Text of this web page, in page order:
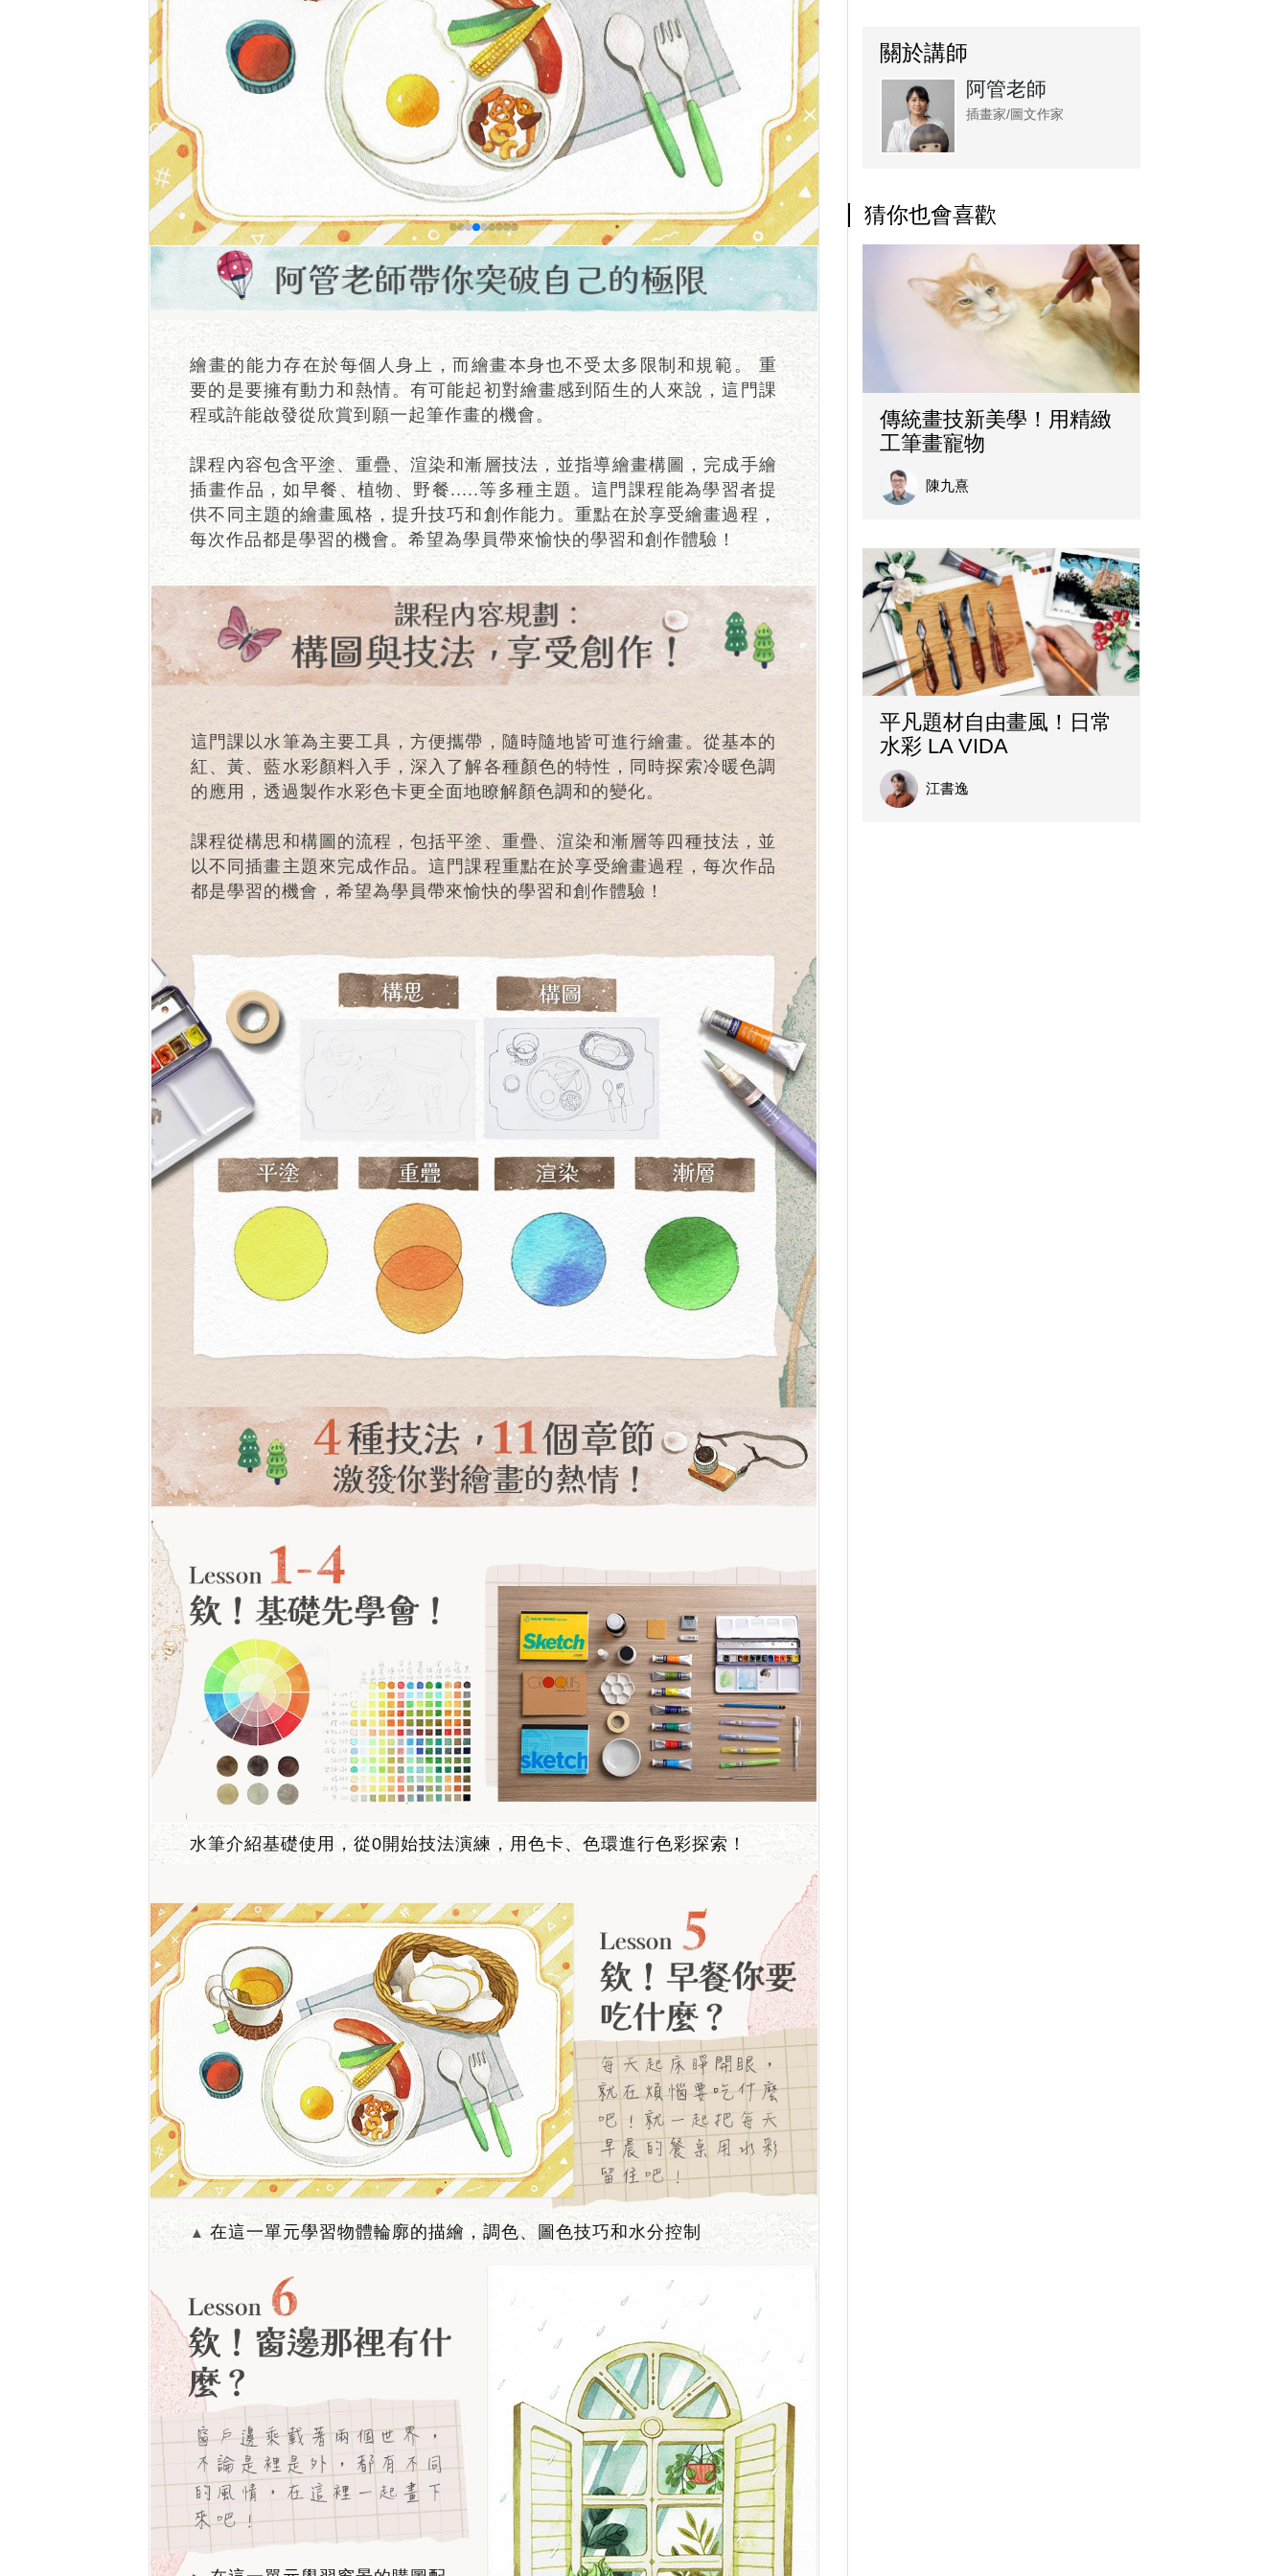
繪畫的能力存在於每個人身上，而繪畫本身也不受太多限制和規範。 重
要的是要擁有動力和熱情。有可能起初對繪畫感到陌生的人來說，這門課
程或許能啟發從欣賞到願一起筆作畫的機會。
課程內容包含平塗、重疊、渲染和漸層技法，並指導繪畫構圖，完成手繪
插畫作品，如早餐、植物、野餐.....等多種主題。這門課程能為學習者提
供不同主題的繪畫風格，提升技巧和創作能力。重點在於享受繪畫過程，
每次作品都是學習的機會。希望為學員帶來愉快的學習和創作體驗！
這門課以水筆為主要工具，方便攜帶，隨時隨地皆可進行繪畫。從基本的
紅、黃、藍水彩顏料入手，深入了解各種顏色的特性，同時探索冷暖色調
的應用，透過製作水彩色卡更全面地瞭解顏色調和的變化。
課程從構思和構圖的流程，包括平塗、重疊、渲染和漸層等四種技法，並
以不同插畫主題來完成作品。這門課程重點在於享受繪畫過程，每次作品
都是學習的機會，希望為學員帶來愉快的學習和創作體驗！
水筆介紹基礎使用，從0開始技法演練，用色卡、色環進行色彩探索！
▲在這一單元學習物體輪廓的描繪，調色、圖色技巧和水分控制
關於講師
阿管老師
插畫家/圖文作家
猜你也會喜歡
傳統畫技新美學！用精緻
工筆畫寵物
陳九熹
平凡題材自由畫風！日常
水彩 LA VIDA
江書逸